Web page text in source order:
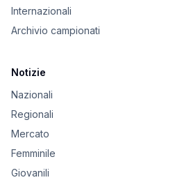
Internazionali
Archivio campionati
Notizie
Nazionali
Regionali
Mercato
Femminile
Giovanili